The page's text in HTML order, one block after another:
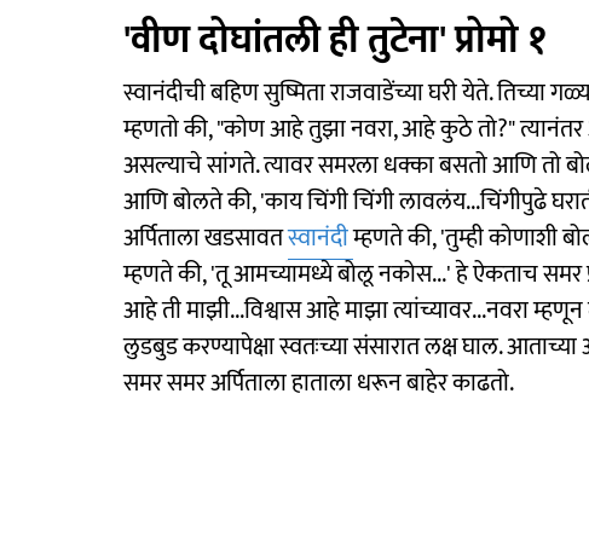
'वीण दोघांतली ही तुटेना' प्रोमो १
स्वानंदीची बहिण सुष्मिता राजवाडेंच्या घरी येते. तिच्या
म्हणतो की, "कोण आहे तुझा नवरा, आहे कुठे तो?"
असल्याचे सांगते. त्यावर समरला धक्का बसतो आणि तो
आणि बोलते की, 'काय चिंगी चिंगी लावलंय...चिंगीपुढे
अर्पिताला खडसावतस्वानंदीम्हणते की, 'तुम्ही कोणाशी
म्हणते की, 'तू आमच्यामध्ये बोलू नकोस...' हे ऐकताच समर
आहे ती माझी...विश्वास आहे माझा त्यांच्यावर...नवरा
लुडबुड करण्यापेक्षा स्वतःच्या संसारात लक्ष घाल.
समर समर अर्पिताला हाताला धरून बाहेर काढतो.